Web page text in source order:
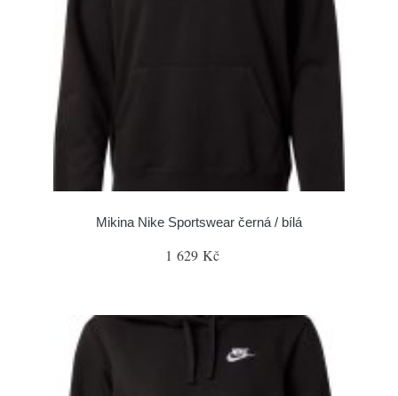
Mikina Nike Sportswear černá / bílá
1 629 Kč